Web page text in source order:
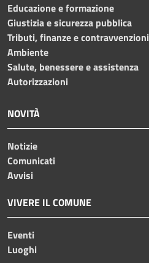
Educazione e formazione
Giustizia e sicurezza pubblica
Tributi, finanze e contravvenzioni
Ambiente
Salute, benessere e assistenza
Autorizzazioni
NOVITÀ
Notizie
Comunicati
Avvisi
VIVERE IL COMUNE
Eventi
Luoghi